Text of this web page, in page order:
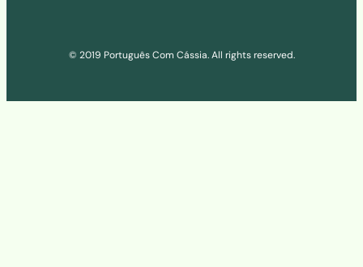
© 2019 Português Com Cássia. All rights reserved.